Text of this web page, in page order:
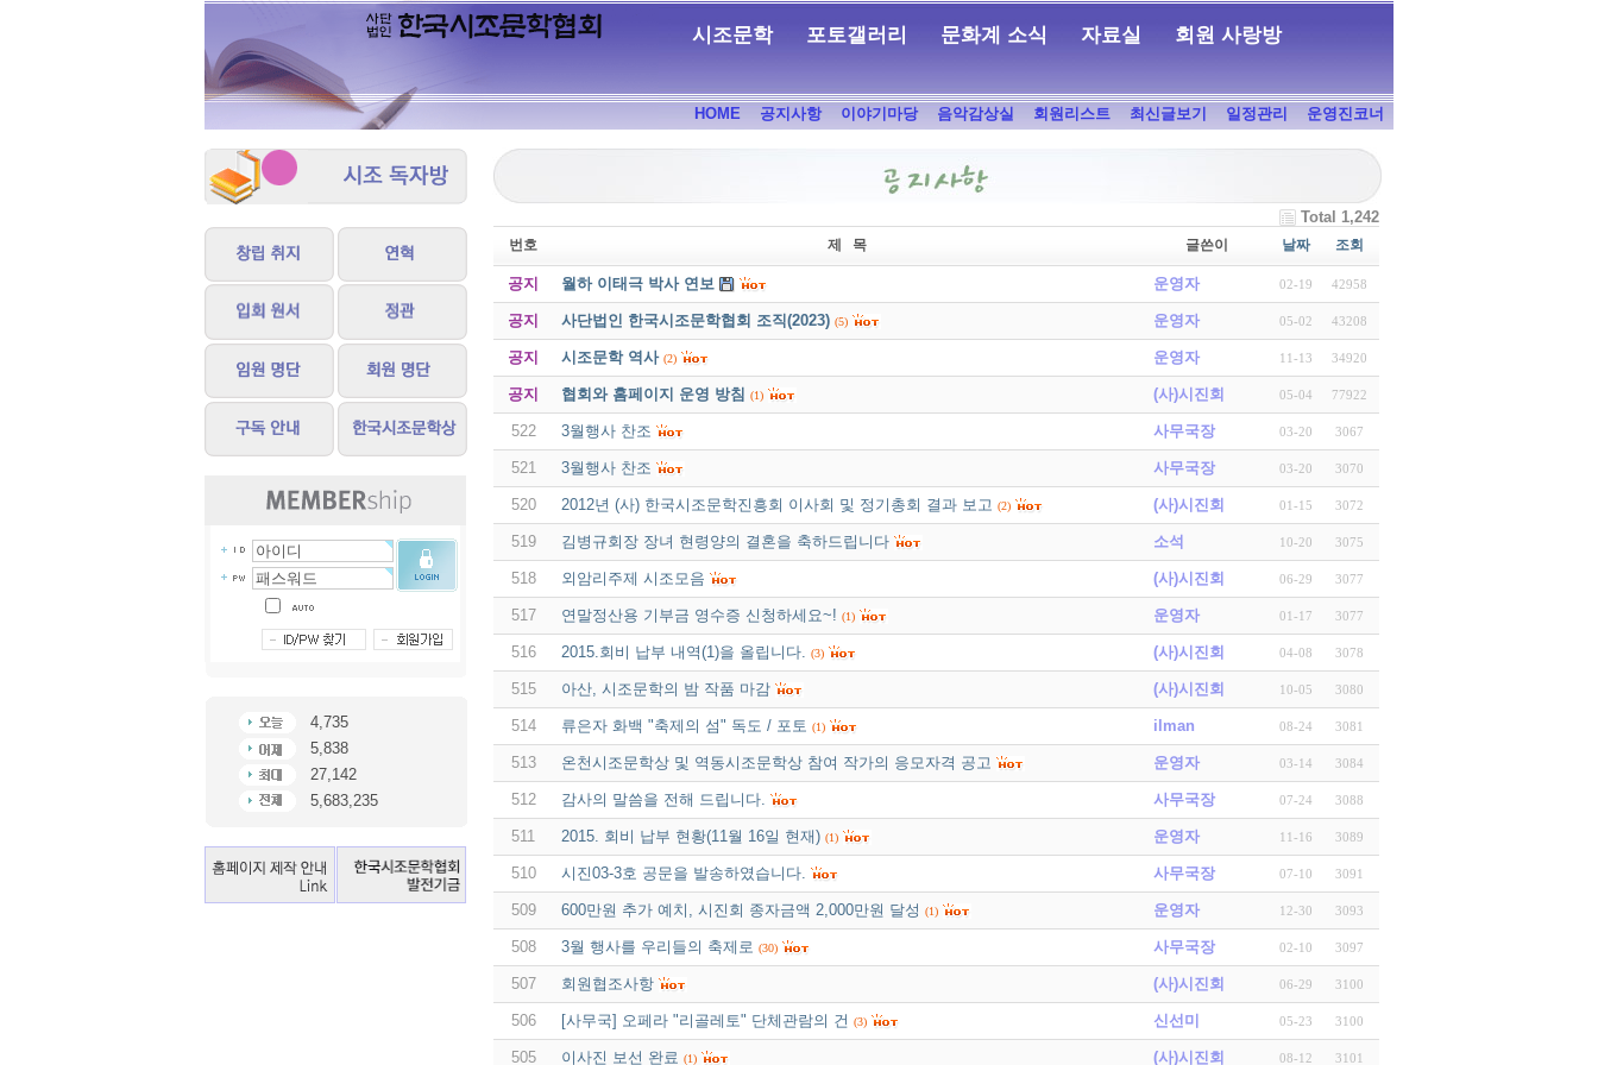
시조문학 포토갤러리 문화계 소식 자료실 회원 사랑방
HOME 공지사항 이야기마당 음악감상실 회원리스트 최신글보기 일정관리 운영진코너
4,735
5,838
27,142
5,683,235
Total 1,242
번호 제 목 글쓴이 날짜 조회
공지 월하 이태극 박사 연보 운영자 02-19 42958
공지 사단법인 한국시조문학협회 조직(2023) (5) 운영자 05-02 43208
공지 시조문학 역사 (2) 운영자 11-13 34920
공지 협회와 홈페이지 운영 방침 (1) (사)시진회 05-04 77922
522 3월행사 찬조 사무국장 03-20 3067
521 3월행사 찬조 사무국장 03-20 3070
520 2012년 (사) 한국시조문학진흥회 이사회 및 정기총회 결과 보고 (2) (사)시진회 01-15 3072
519 김병규회장 장녀 현령양의 결혼을 축하드립니다 소석 10-20 3075
518 외암리주제 시조모음 (사)시진회 06-29 3077
517 연말정산용 기부금 영수증 신청하세요~! (1) 운영자 01-17 3077
516 2015.회비 납부 내역(1)을 올립니다. (3) (사)시진회 04-08 3078
515 아산, 시조문학의 밤 작품 마감 (사)시진회 10-05 3080
514 류은자 화백 "축제의 섬" 독도 / 포토 (1) ilman 08-24 3081
513 온천시조문학상 및 역동시조문학상 참여 작가의 응모자격 공고 운영자 03-14 3084
512 감사의 말씀을 전해 드립니다. 사무국장 07-24 3088
511 2015. 회비 납부 현황(11월 16일 현재) (1) 운영자 11-16 3089
510 시진03-3호 공문을 발송하였습니다. 사무국장 07-10 3091
509 600만원 추가 예치, 시진회 종자금액 2,000만원 달성 (1) 운영자 12-30 3093
508 3월 행사를 우리들의 축제로 (30) 사무국장 02-10 3097
507 회원협조사항 (사)시진회 06-29 3100
506 [사무국] 오페라 "리골레토" 단체관람의 건 (3) 신선미 05-23 3100
505 이사진 보선 완료 (1) (사)시진회 08-12 3101